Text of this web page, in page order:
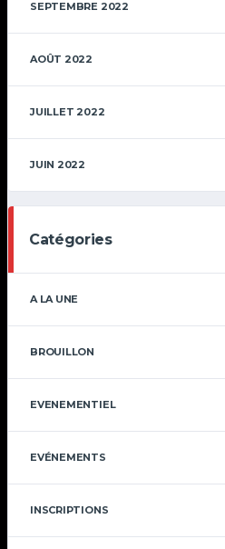
SEPTEMBRE 2022
AOÛT 2022
JUILLET 2022
JUIN 2022
Catégories
A LA UNE
BROUILLON
EVENEMENTIEL
EVÉNEMENTS
INSCRIPTIONS